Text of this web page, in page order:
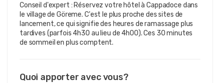
Conseil d'expert : Réservez votre hôtel à Cappadoce dans
le village de Göreme. C'est le plus proche des sites de
lancement, ce qui signifie des heures de ramassage plus
tardives (parfois 4h30 au lieu de 4h00). Ces 30 minutes
de sommeil en plus comptent.
Quoi apporter avec vous?